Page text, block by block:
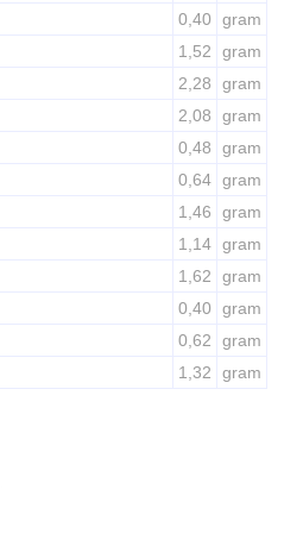
0,40
gram
1,52
gram
2,28
gram
2,08
gram
0,48
gram
0,64 gram
1,46
gram
1,14 gram
1,62
gram
0,40
gram
0,62
gram
1,32 gram